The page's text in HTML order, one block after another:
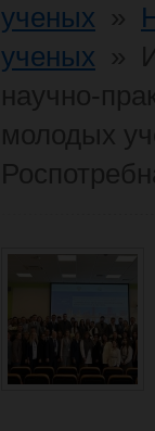
ученых
ученых